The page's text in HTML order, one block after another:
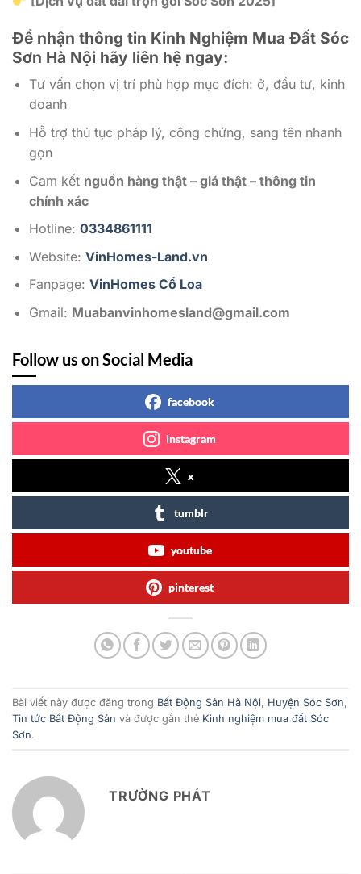
Để nhận thông tin Kinh Nghiệm Mua Đất Sóc
Sơn Hà Nội hãy liên hệ ngay:
Tư vấn chọn vị trí phù hợp mục đích: ở, đầu tư, kinh
doanh
Hỗ trợ thủ tục pháp lý, công chứng, sang tên nhanh
gọn
Cam kết nguồn hàng thật – giá thật – thông tin
chính xác
Hotline: 0334861111
Website: VinHomes-Land.vn
Fanpage: VinHomes Cổ Loa
Gmail: Muabanvinhomesland@gmail.com
Follow us on Social Media
facebook
instagram
x
tumblr
youtube
pinterest
Bài viết này được đăng trong Bất Động Sản Hà Nội, Huyện Sóc Sơn,
Tin tức Bất Động Sản và được gắn thẻ Kinh nghiệm mua đất Sóc
Sơn.
TRƯỜNG PHÁT